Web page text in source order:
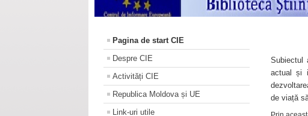
Pagina de start CIE
Despre CIE
Activități CIE
Republica Moldova și UE
Link-uri utile
Subiectul
actual și
de viață